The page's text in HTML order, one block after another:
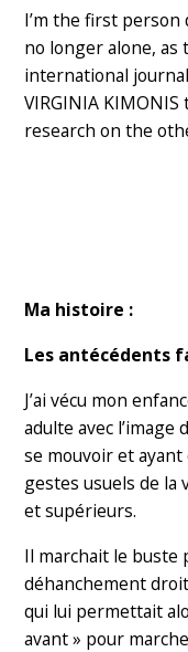
I’m the first person
no longer alone, as
international
VIRGINIA
research on the
Ma histoire :
Les antécédents
J’ai vécu mon
adulte avec
se mouvoir et
gestes usuels de
et supérieurs.
Il marchait le buste
déhanchement
qui lui permettait
avant » pour